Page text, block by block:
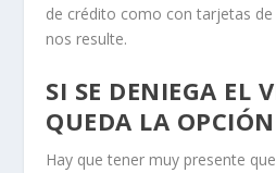
de crédito como con tarjetas
nos resulte.
SI SE DENIEGA EL
QUEDA LA
Hay que tener muy presente